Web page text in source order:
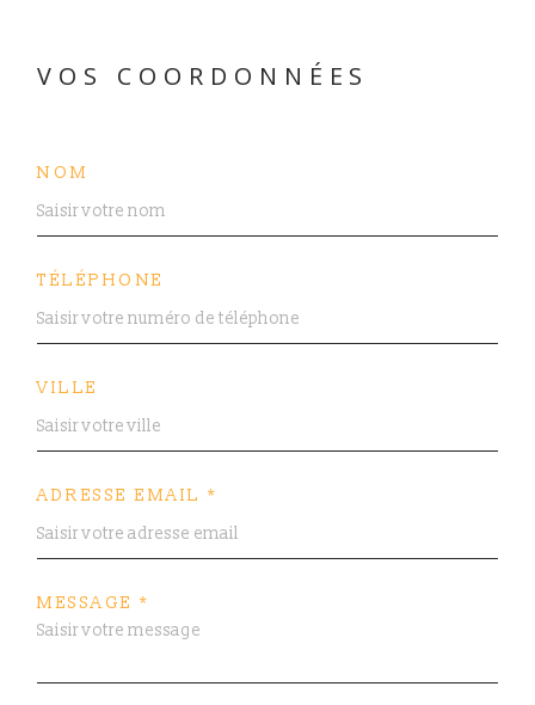
VOS COORDONNÉES
NOM
TÉLÉPHONE
VILLE
ADRESSE EMAIL *
MESSAGE *